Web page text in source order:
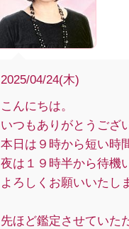
2025/04/24(木)
こんにちは。
いつもありがとうござ
本日は９時から短い時
夜は１９時半から待機
よろしくお願いいたし
先ほど鑑定させていた